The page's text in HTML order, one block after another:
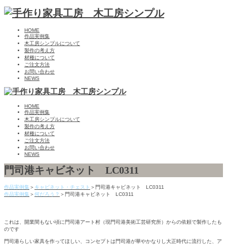
HOME
作品実例集
木工房シンプルについて
製作の考え方
材種について
ご注文方法
お問い合わせ
NEWS
HOME
作品実例集
木工房シンプルについて
製作の考え方
材種について
ご注文方法
お問い合わせ
NEWS
門司港キャビネット LC0311
作品実例集＞ キャビネット・チェスト ＞門司港キャビネット LC0311
作品実例集＞何だろう？ ＞門司港キャビネット LC0311
これは、開業間もない頃に門司港アート村（現門司港美術工芸研究所）からの依頼で製作したも
のです
門司港らしい家具を作ってほしい、コンセプトは門司港が華やかなりし大正時代に流行した、ア